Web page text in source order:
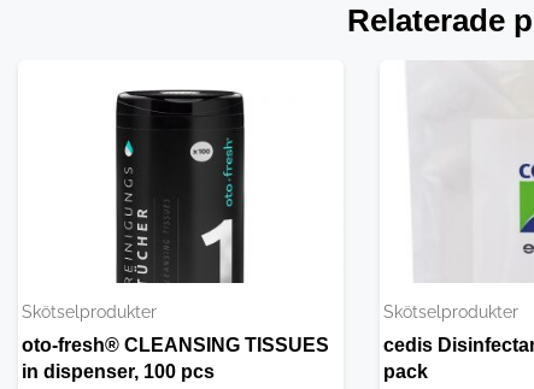
Relaterade
Skötselprodukter
oto-fresh® CLEANSING TISSUES
in dispenser, 100 pcs
Skötselprodukter
cedis
pack